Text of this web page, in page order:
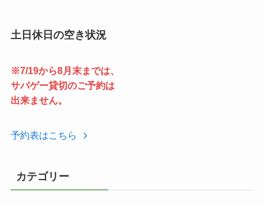
土日休日の空き状況
※7/19から8月末までは、
サバゲー貸切のご予約は
出来ません。
予約表はこちら
カテゴリー